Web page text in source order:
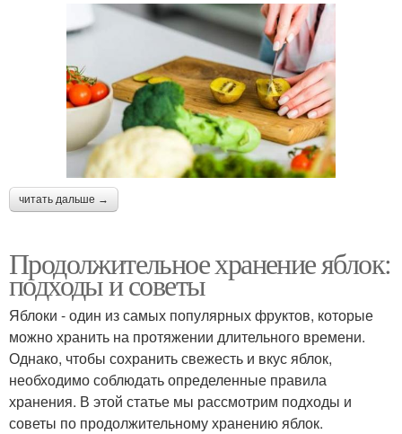
читать дальше →
Продолжительное хранение яблок:
подходы и советы
Яблоки - один из самых популярных фруктов, которые
можно хранить на протяжении длительного времени.
Однако, чтобы сохранить свежесть и вкус яблок,
необходимо соблюдать определенные правила
хранения. В этой статье мы рассмотрим подходы и
советы по продолжительному хранению яблок.